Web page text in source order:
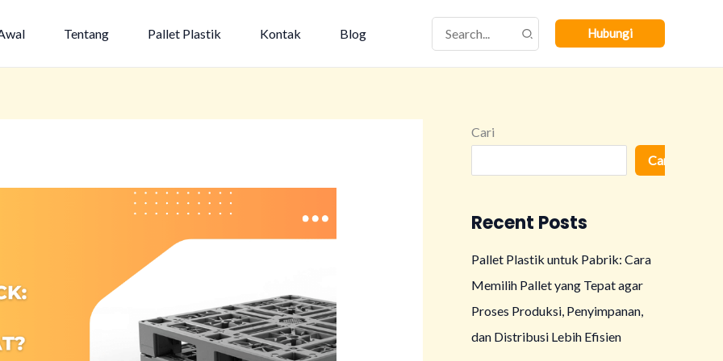
Tentang Pallet Plastik Kontak Blog
Search
for:
Hubungi
Cari
Cari
Recent Posts
Pallet Plastik untuk Pabrik: Cara
Memilih Pallet yang Tepat agar
Proses Produksi, Penyimpanan,
dan Distribusi Lebih Efisien